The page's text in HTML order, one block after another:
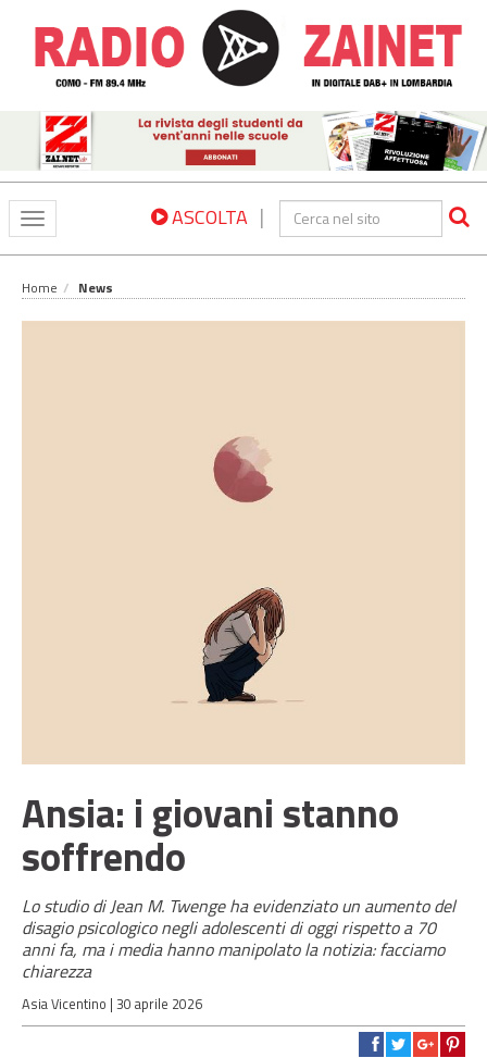
Toggle
navigation
ASCOLTA |
Home News
Ansia: i giovani stanno
soffrendo
Lo studio di Jean M. Twenge ha evidenziato un aumento del
disagio psicologico negli adolescenti di oggi rispetto a 70
anni fa, ma i media hanno manipolato la notizia: facciamo
chiarezza
Asia Vicentino | 30 aprile 2026